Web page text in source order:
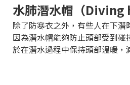
水肺潛水帽（Diving
除了防寒衣之外，有些人在下
因為潛水帽能夠防止頭部受到碰
於在潛水過程中保持頭部溫暖，